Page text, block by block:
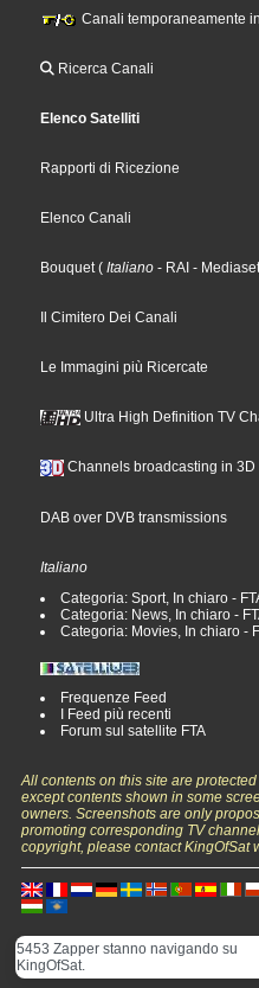
Canali temporaneamente
Ricerca Canali
Elenco Satelliti
Rapporti di Ricezione
Elenco Canali
Bouquet( Italiano - RAI -
Il Cimitero Dei Canali
Le Immagini più Ricercate
Ultra High Definition TV
Channels broadcasting in 3D
DAB over DVB transmissions
Italiano
Categoria: Sport, In chiaro -
Categoria: News, In chiaro -
Categoria: Movies, In chiaro -
Frequenze Feed
I Feed più recenti
Forum sul satellite FTA
All contents on this site are
except contents shown in some
owners. Screenshots are only
promoting corresponding TV
copyright, please contact KingOfSat
5453 Zapper stanno navigando su
KingOfSat.